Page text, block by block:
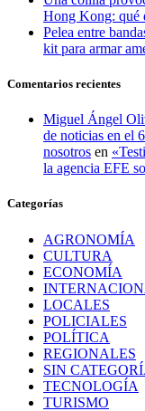
Hong Kong: qué
Pelea entre
kit para armar
Comentarios recientes
Miguel Ángel
de noticias en el
nosotros en
la agencia EFE
Categorías
AGRONOMÍA
CULTURA
ECONOMÍA
LOCALES
POLICIALES
POLÍTICA
REGIONALES
SIN
TECNOLOGÍA
TURISMO